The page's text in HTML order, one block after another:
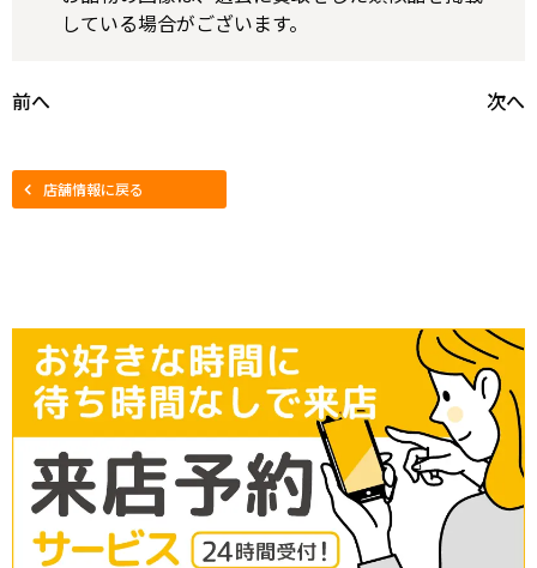
している場合がございます。
前へ 次へ
店舗情報に戻る